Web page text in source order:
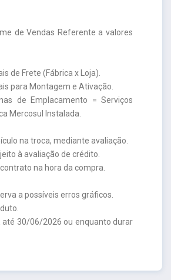
de Vendas Referente a valores
de Frete (Fábrica x Loja).
para Montagem e Ativação.
de Emplacamento = Serviços
Mercosul Instalada.
na troca, mediante avaliação.
à avaliação de crédito.
na hora da compra.
a possíveis erros gráficos.
até 30/06/2026 ou enquanto durar